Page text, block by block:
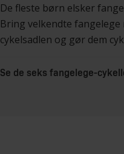
De fleste børn elsker
Bring velkendte fangelege
cykelsadlen og gør dem
Se de seks fangelege-